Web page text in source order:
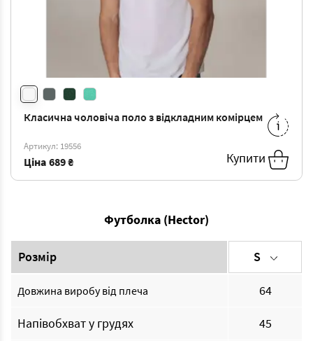
Класична чоловіча поло з відкладним комірцем
Артикул: 19556
Ціна 689 ₴ Купити
XL
Футболка (Hector)
Розмір S
Довжина виробу від плеча 64
Напівобхват у грудях 45